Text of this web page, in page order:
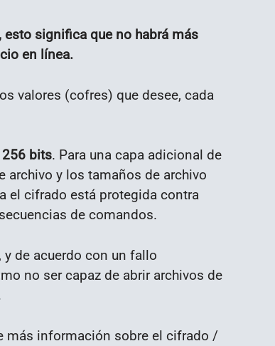
esto significa que no habrá más
en línea.
valores (cofres) que desee, cada
256 bits. Para una capa adicional de
archivo y los tamaños de archivo
el cifrado está protegida contra
de comandos.
, y de acuerdo con un fallo
no ser capaz de abrir archivos de
más información sobre el cifrado /